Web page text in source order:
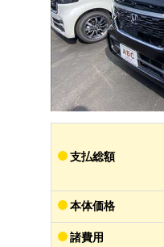
支払総額
本体価格
諸費用